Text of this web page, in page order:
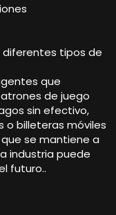
diferentes tipos de
que
de juego
sin efectivo,
o billeteras móviles
se mantiene a
industria puede
futuro..